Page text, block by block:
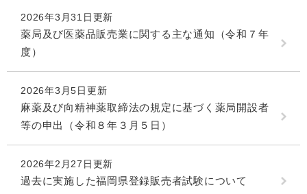
2026年3月31日更新
薬局及び医薬品販売業に関する主な通知（令和７年
度）
2026年3月5日更新
麻薬及び向精神薬取締法の規定に基づく薬局開設者
等の申出（令和８年３月５日）
2026年2月27日更新
過去に実施した福岡県登録販売者試験について